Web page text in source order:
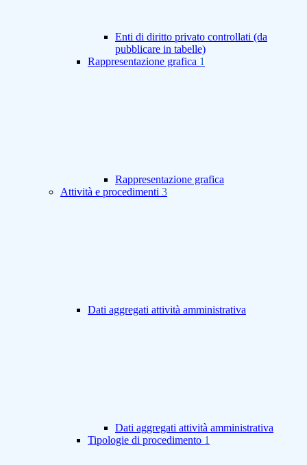
Enti di diritto privato controllati (da
pubblicare in tabelle)
Rappresentazione grafica 1
Rappresentazione grafica
Attività e procedimenti 3
Dati aggregati attività amministrativa
Dati aggregati attività amministrativa
Tipologie di procedimento 1